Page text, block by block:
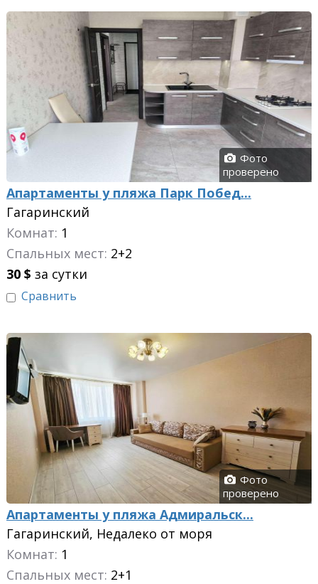
Фото
проверено
Апартаменты у пляжа Парк Побед...
Гагаринский
Комнат: 1
Спальных мест: 2+2
30 $ за сутки
Сравнить
Фото
проверено
Апартаменты у пляжа Адмиральск...
Гагаринский, Недалеко от моря
Комнат: 1
Спальных мест: 2+1